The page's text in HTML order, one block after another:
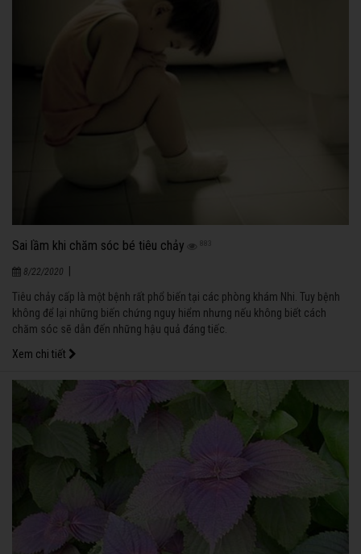
Sai lầm khi chăm sóc bé tiêu chảy 883
8/22/2020
Tiêu chảy cấp là một bệnh rất phổ biến tại các phòng khám Nhi. Tuy bệnh
không để lại những biến chứng nguy hiểm nhưng nếu không biết cách
chăm sóc sẽ dẫn đến những hậu quả đáng tiếc.
Xem chi tiết